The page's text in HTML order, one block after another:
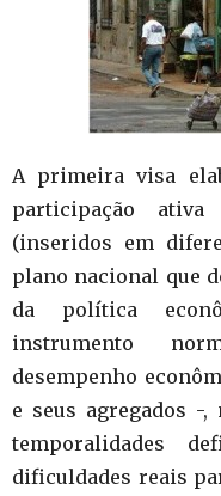
A primeira visa
participação
(inseridos em
plano nacional que
da política
instrumento
desempenho
e seus agregados -
temporalidades
dificuldades reais